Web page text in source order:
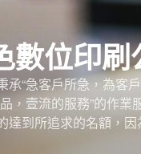
數位印刷
承“急客戶所急，為客
，壹流的服務”的作
到所追求的名額，